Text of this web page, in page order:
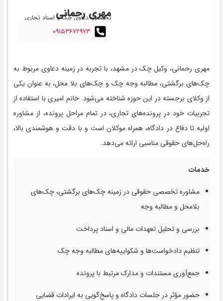
مهری رحمانی
تخصص: دعاوی چک و اسناد تجاری
۰۹۱۵۳۶۷۲۹۷۳
مهری رحمانی، وکیل چک در مشهد، با تجربه در زمینه دعاوی مربوط به
چک‌های برگشتی، مطالبه وجه چک و چک‌های بلا محل، به عنوان یکی
از وکلای برجسته در این حوزه شناخته می‌شود. خانم امیری با استفاده از
تجربیات خود در پرونده‌های تجاری، در تمام مراحل پرونده، از مشاوره
اولیه تا دفاع در دادگاه، همراه موکلان است و با دقت و هوشمندی بالا،
راه‌حل‌های حقوقی مناسبی ارائه می‌دهد.
خدمات
مشاوره تخصصی حقوقی در زمینه چک‌های برگشتی، چک‌های
بلامحل و مطالبه وجه
بررسی و تحلیل تعهدات مالی و اسناد پرداخت
تنظیم دادخواست‌ها و شکواییه‌های مطالبه وجه چک
جمع‌آوری مستندات و مدارک مرتبط با پرونده
حضور مؤثر در جلسات دادگاه و پاسخ‌گویی به ایرادات قضایی